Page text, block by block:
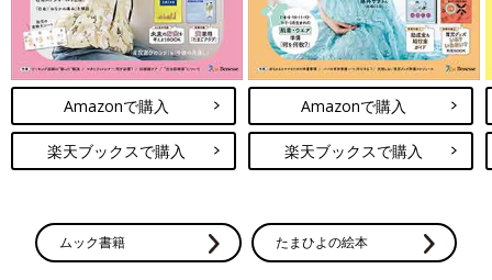
あります。
山本純子さん
Amazonで購入
楽天ブックスで購入
Amazonで購入
楽天ブックスで購入
ムック書籍 たまひよの絵本